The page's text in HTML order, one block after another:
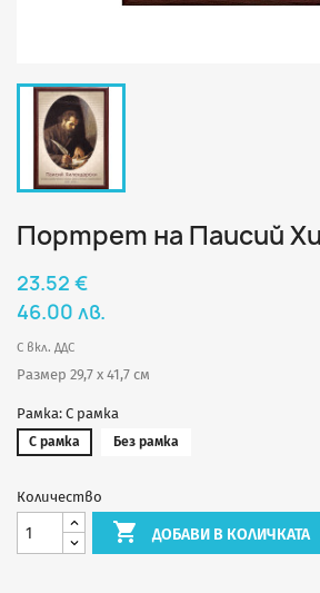
Портрет на Паисий
23.52 €
46.00 лв.
С вкл. ДДС
Размер 29,7 х 41,7 см
Рамка: С рамка
С рамка Без рамка
Количество
 ДОБАВИ В КОЛИЧКАТА